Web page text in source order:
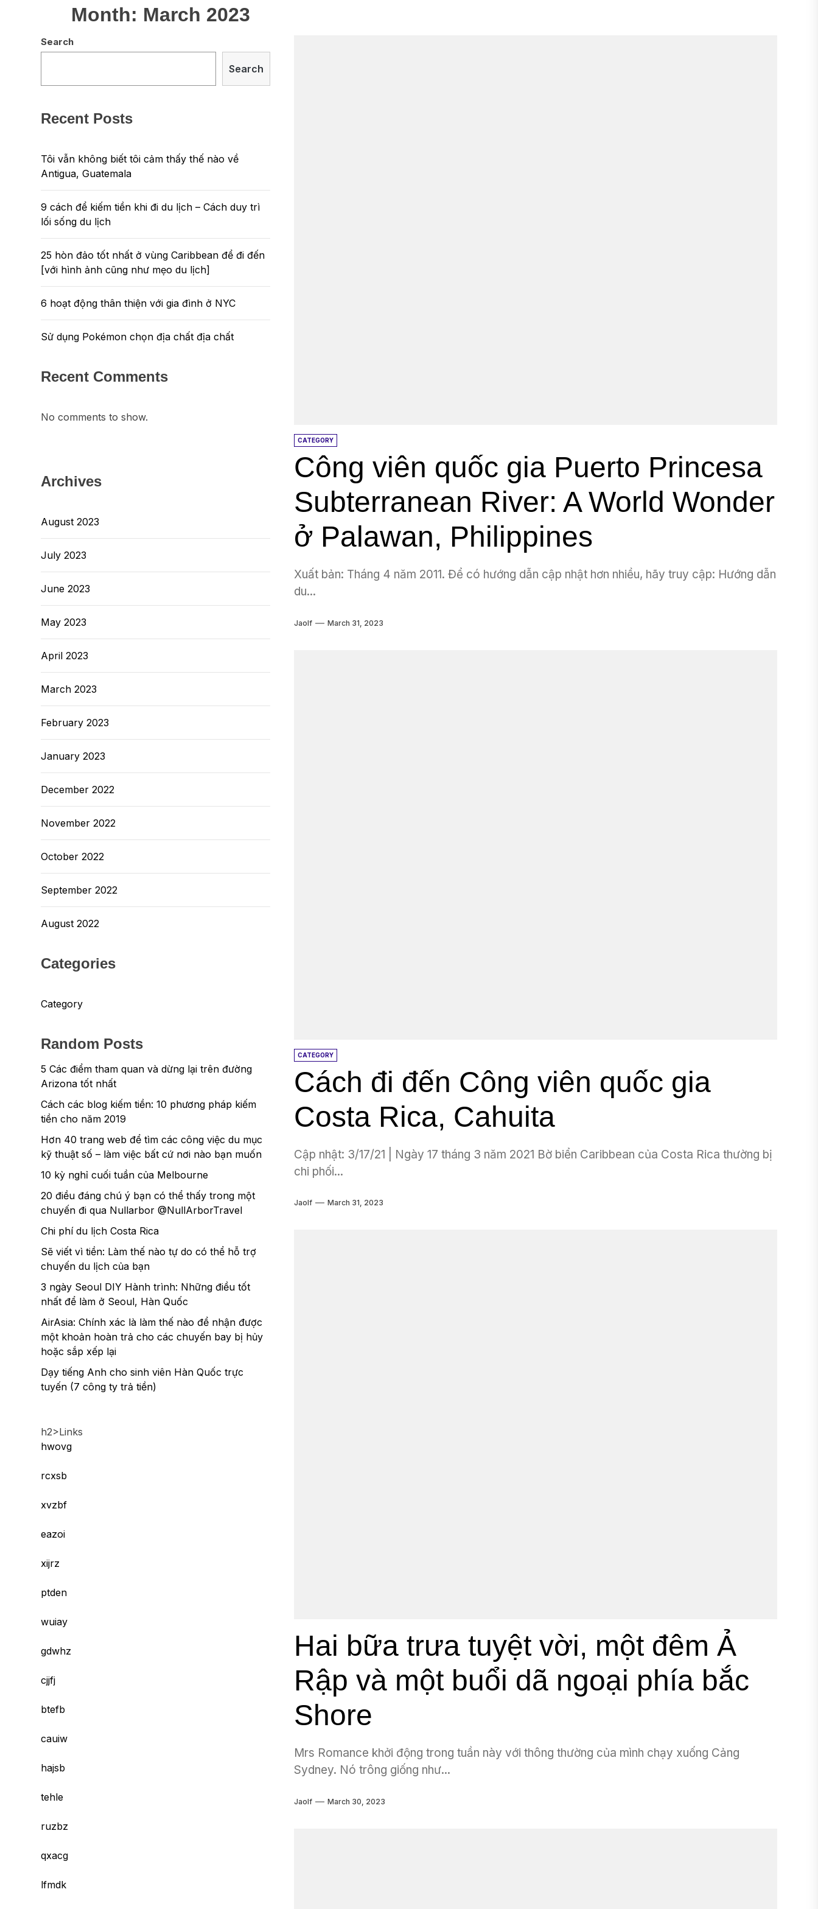
Month: March 2023
CATEGORY
Công viên quốc gia Puerto Princesa
Subterranean River: A World Wonder
ở Palawan, Philippines
Xuất bản: Tháng 4 năm 2011. Để có hướng dẫn cập nhật hơn nhiều, hãy truy cập: Hướng dẫn
du...
Jaolf March 31, 2023
CATEGORY
Cách đi đến Công viên quốc gia
Costa Rica, Cahuita
Cập nhật: 3/17/21 | Ngày 17 tháng 3 năm 2021 Bờ biển Caribbean của Costa Rica thường bị
chi phối...
Jaolf March 31, 2023
Hai bữa trưa tuyệt vời, một đêm Ả
Rập và một buổi dã ngoại phía bắc
Shore
Mrs Romance khởi động trong tuần này với thông thường của mình chạy xuống Cảng
Sydney. Nó trông giống như...
Jaolf March 30, 2023
Search
Search
Recent Posts
Tôi vẫn không biết tôi cảm thấy thế nào về
Antigua, Guatemala
9 cách để kiếm tiền khi đi du lịch – Cách duy trì
lối sống du lịch
25 hòn đảo tốt nhất ở vùng Caribbean để đi đến
[với hình ảnh cũng như mẹo du lịch]
6 hoạt động thân thiện với gia đình ở NYC
Sử dụng Pokémon chọn địa chất địa chất
Recent Comments
No comments to show.
Archives
August 2023
July 2023
June 2023
May 2023
April 2023
March 2023
February 2023
January 2023
December 2022
November 2022
October 2022
September 2022
August 2022
Categories
Category
Random Posts
5 Các điểm tham quan và dừng lại trên đường
Arizona tốt nhất
Cách các blog kiếm tiền: 10 phương pháp kiếm
tiền cho năm 2019
Hơn 40 trang web để tìm các công việc du mục
kỹ thuật số – làm việc bất cứ nơi nào bạn muốn
10 kỳ nghỉ cuối tuần của Melbourne
20 điều đáng chú ý bạn có thể thấy trong một
chuyến đi qua Nullarbor @NullArborTravel
Chi phí du lịch Costa Rica
Sẽ viết vì tiền: Làm thế nào tự do có thể hỗ trợ
chuyến du lịch của bạn
3 ngày Seoul DIY Hành trình: Những điều tốt
nhất để làm ở Seoul, Hàn Quốc
AirAsia: Chính xác là làm thế nào để nhận được
một khoản hoàn trả cho các chuyến bay bị hủy
hoặc sắp xếp lại
Dạy tiếng Anh cho sinh viên Hàn Quốc trực
tuyến (7 công ty trả tiền)
h2>Links
hwovg
rcxsb
xvzbf
eazoi
xijrz
ptden
wuiay
gdwhz
cjjfj
btefb
cauiw
hajsb
tehle
ruzbz
qxacg
lfmdk